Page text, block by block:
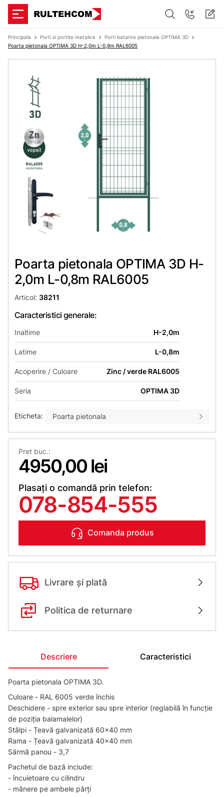
Principala Porti si portite metalice
Porti batante pietonale OPTIMA 3D
Poarta pietonala OPTIMA 3D H-2,0m L-0,8m RAL6005
Poarta pietonala OPTIMA 3D H-
2,0m L-0,8m RAL6005
Articol: 38211
Caracteristici generale:
Inaltime H-2,0m
Latime L-0,8m
Acoperire / Culoare Zinc / verde RAL6005
Seria OPTIMA 3D
Eticheta: Poarta pietonala
Pret buc.:
4950,00 lei
Plasați o comandă prin telefon:
078-854-555
Comanda produs
Livrare și plată
Politica de returnare
Descriere Caracteristici
Poarta pietonala OPTIMA 3D.
Culoare - RAL 6005 verde închis
Deschidere - spre exterior sau spre interior (reglabilă în funcție
de poziția balamalelor)
Stâlpi - Țeavă galvanizată 60x40 mm
Rama - Țeavă galvanizată 40x40 mm
Sârmă panou - 3,7
Pachetul de bază include:
- încuietoare cu cilindru
- mânere pe ambele părți